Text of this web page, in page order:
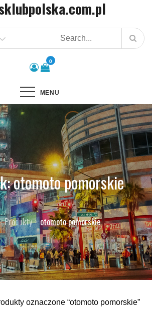
0
MENU
otomoto pomorskie
Produkty otomoto pomorskie
oznaczone “otomoto pomorskie”